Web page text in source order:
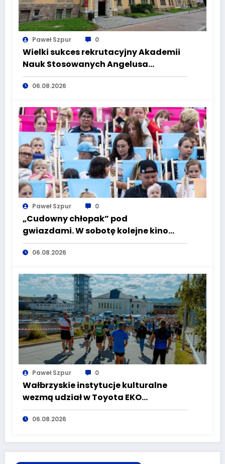
Paweł Szpur 0
Wielki sukces rekrutacyjny Akademii
Nauk Stosowanych Angelusa
Silesiusa! Uczelnia bije rekordy, ale Ty
wciąż masz szansę – weź udział w II
06.08.2026
Paweł Szpur 0
„Cudowny chłopak” pod
gwiazdami. W sobotę kolejne kino
plenerowe w Aqua Zdroju
06.08.2026
Paweł Szpur 0
Wałbrzyskie instytucje kulturalne
wezmą udział w Toyota EKO
Półmaraton Wałbrzych
06.08.2026